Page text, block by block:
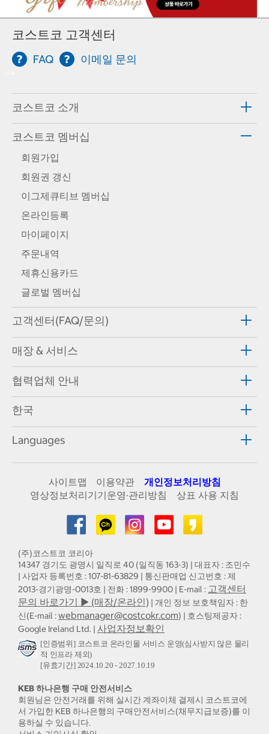
코스트코 고객센터
FAQ 이메일 문의
코스트코 소개
코스트코 멤버십
회원가입
회원권 갱신
이그제큐티브 멤버십
온라인등록
마이페이지
주문내역
제휴신용카드
글로벌 멤버십
고객센터(FAQ/문의)
매장 & 서비스
협력업체 안내
한국
Languages
사이트맵 이용약관
개인정보처리방침
영상정보처리기기운영·관리방침
상표 사용 지침
(주)코스트코 코리아
14347 경기도 광명시 일직로 40 (일직동 163-3) | 대표자 : 조민수
| 사업자 등록번호 : 107-81-63829 | 통신판매업 신고번호 : 제
2013-경기광명-0013호 | 전화 : 1899-9900 | E-mail : 고객센터
문의 바로가기 ▶ (매장/온라인) | 개인 정보 보호책임자 : 한
신(E-mail :webmanager@costcokr.com) | 호스팅제공자 :
Google Ireland Ltd. | 사업자정보확인
[인증범위] 코스트코 온라인몰 서비스 운영(심사받지 않은 물리
적 인프라 제외)
[유효기간] 2024.10.20 - 2027.10.19
KEB 하나은행 구매 안전서비스
회원님은 안전거래를 위해 실시간 계좌이체 결제시 코스트코에
서 가입한 KEB 하나은행의 구매안전서비스(채무지급보증)를 이
용하실 수 있습니다.